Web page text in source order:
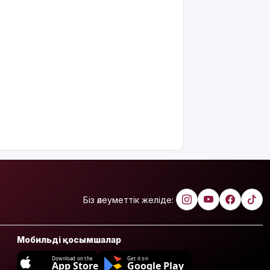
Біз әлеуметтік желіде:
Мобильді қосымшалар
Download on the
App Store
Get it on
Google Play